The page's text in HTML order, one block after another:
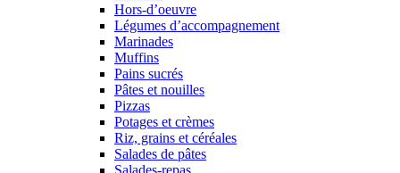
Hors-d’oeuvre
Légumes d’accompagnement
Marinades
Muffins
Pains sucrés
Pâtes et nouilles
Pizzas
Potages et crèmes
Riz, grains et céréales
Salades de pâtes
Salades-repas